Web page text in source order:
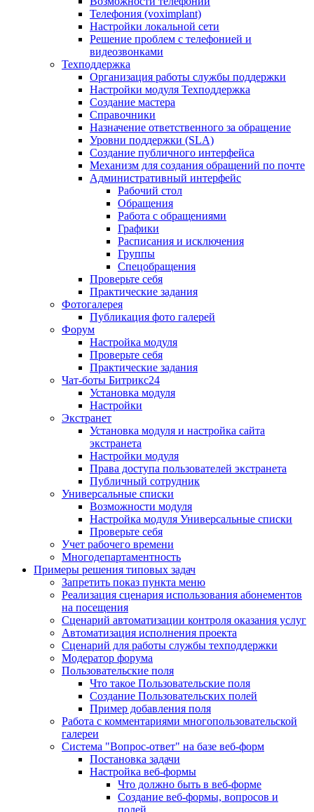
Телефония (voximplant)
Настройки локальной сети
Решение проблем с телефонией и
видеозвонками
Техподдержка
Организация работы службы поддержки
Настройки модуля Техподдержка
Создание мастера
Справочники
Назначение ответственного за обращение
Уровни поддержки (SLA)
Создание публичного интерфейса
Механизм для создания обращений по почте
Административный интерфейс
Рабочий стол
Обращения
Работа с обращениями
Графики
Расписания и исключения
Группы
Спецобращения
Проверьте себя
Практические задания
Фотогалерея
Публикация фото галерей
Форум
Настройка модуля
Проверьте себя
Практические задания
Чат-боты Битрикс24
Установка модуля
Настройки
Экстранет
Установка модуля и настройка сайта
экстранета
Настройки модуля
Права доступа пользователей экстранета
Публичный сотрудник
Универсальные списки
Возможности модуля
Настройка модуля Универсальные списки
Проверьте себя
Учет рабочего времени
Многодепартаментность
Примеры решения типовых задач
Запретить показ пункта меню
Реализация сценария использования абонементов
на посещения
Сценарий автоматизации контроля оказания услуг
Автоматизация исполнения проекта
Сценарий для работы службы техподдержки
Модератор форума
Пользовательские поля
Что такое Пользовательские поля
Создание Пользовательских полей
Пример добавления поля
Работа с комментариями многопользовательской
галереи
Система "Вопрос-ответ" на базе веб-форм
Постановка задачи
Настройка веб-формы
Что должно быть в веб-форме
Создание веб-формы, вопросов и
полей